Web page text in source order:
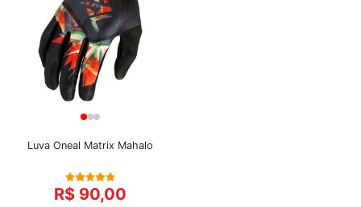
Luva Oneal Matrix Mahalo
R$ 90,00